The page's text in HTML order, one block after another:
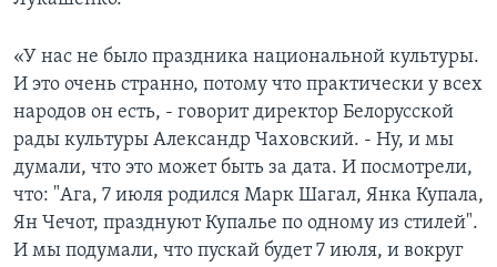
«У нас не было праздника национальной культуры.
И это очень странно, потому что практически у всех
народов он есть, - говорит директор Белорусской
рады культуры Александр Чаховский. - Ну, и мы
думали, что это может быть за дата. И посмотрели,
что: "Aга, 7 июля родился Марк Шагал, Янка Купала,
Ян Чечот, празднуют Купалье по одному из стилей".
И мы подумали, что пускай будет 7 июля, и вокруг